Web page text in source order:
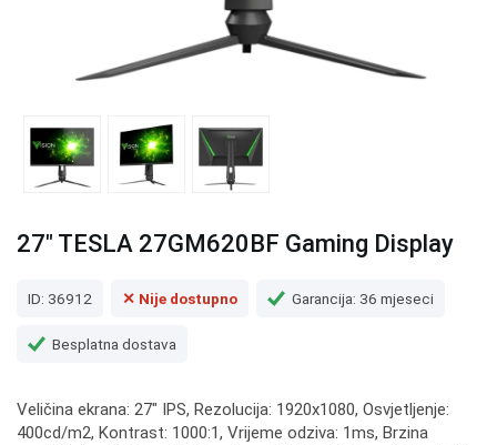
27" TESLA 27GM620BF Gaming Display
ID: 36912 ✕ Nije dostupno Garancija: 36 mjeseci
Besplatna dostava
Veličina ekrana: 27" IPS, Rezolucija: 1920x1080, Osvjetljenje:
400cd/m2, Kontrast: 1000:1, Vrijeme odziva: 1ms, Brzina